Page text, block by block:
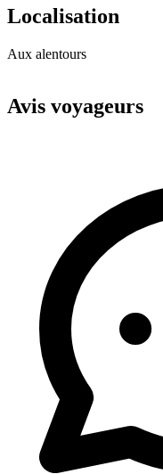
Localisation
Aux alentours
+
Avis voyageurs